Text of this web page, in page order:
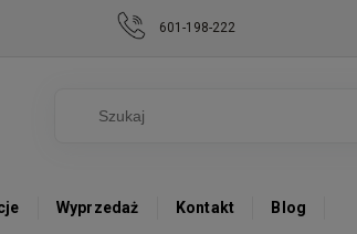
Wyprzedaż Kontakt Blog
601-198-222